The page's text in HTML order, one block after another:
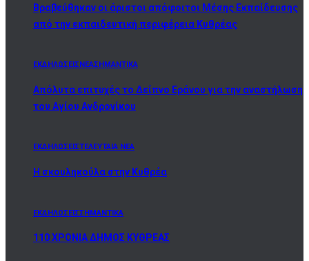
Βραβεύθηκαν οι άριστοι απόφοιτοι Μέσης Εκπαίδευσης
από την εκπαιδευτική περιφέρεια Κυθρέας
ΕΚΔΗΛΩΣΕΙΣ ΝΕΑΣΗΜΑΝΤΙΚΑ
Απόλυτα επιτυχές το Δείπνο Εράνου για την αναστήλωση
του Αγίου Ανδρονίκου
ΕΚΔΗΛΩΣΕΙΣΤΕΛΕΥΤΑΙΑ ΝΕΑ
Η σκουληκούλα στην Κυθρέα
ΕΚΔΗΛΩΣΕΙΣΣΗΜΑΝΤΙΚΑ
110 ΧΡΟΝΙΑ ΔΗΜΟΣ ΚΥΘΡΕΑΣ